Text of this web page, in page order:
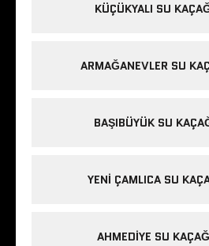
KÜÇÜKYALI SU
ARMAĞANEVLER SU
BAŞIBÜYÜK SU
YENI ÇAMLICA SU
AHMEDIYE SU